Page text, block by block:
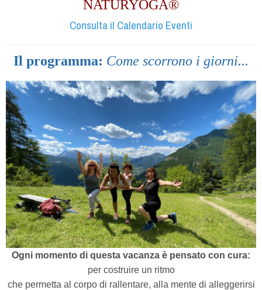
NATURYOGA®
Consulta il Calendario Eventi
Il programma: Come scorrono i giorni...
Ogni momento di questa vacanza è pensato con cura:
per costruire un ritmo
che permetta al corpo di rallentare, alla mente di alleggerirsi